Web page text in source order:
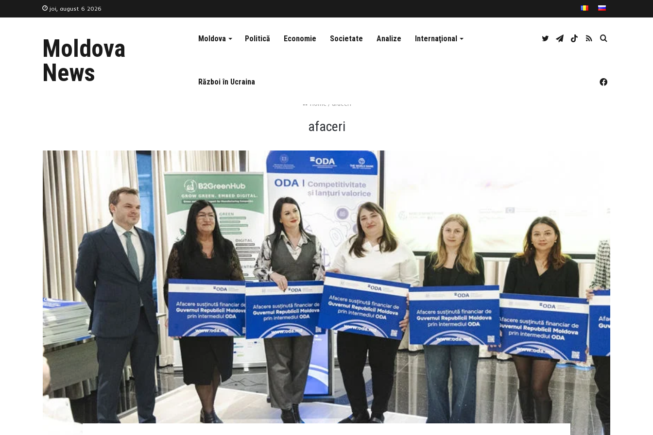
joi, august 6 2026
Moldova
News
Moldova Politică Economie Societate Analize Internaţional
Război în Ucraina
Caută
RSS
TikTok
Telegram
Twitter
Facebook
Home / afaceri
afaceri